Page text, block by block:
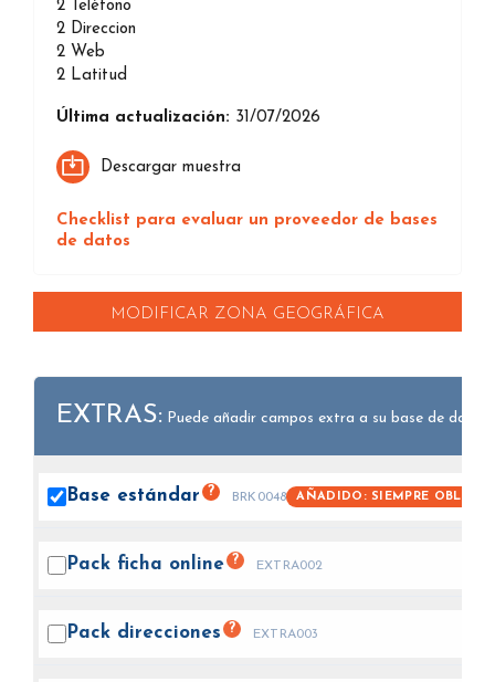
2
Teléfono
2 Direccion
2 Web
2 Latitud
Última actualización: 31/07/2026
Descargar muestra
Checklist para evaluar un proveedor de bases
de datos
MODIFICAR ZONA GEOGRÁFICA
EXTRAS: Puede añadir campos extra a su base de datos.
Base estándar ? BRK0048 AÑADIDO: SIEMPRE
Pack ficha online ? EXTRA002
Pack direcciones ? EXTRA003